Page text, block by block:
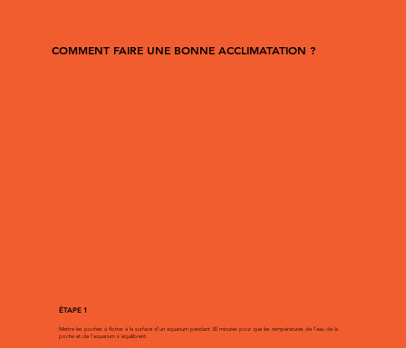
COMMENT FAIRE UNE BONNE ACCLIMATATION ?
ÉTAPE 1
Mettre les poches à flotter à la surface d’un aquarium pendant 30 minutes pour que les températures de l’eau de la
poche et de l’aquarium s’équilibrent.